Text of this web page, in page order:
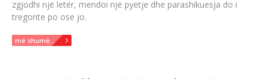
zgjodhi një letër, mendoi një pyetje dhe parashikuesja do i
tregonte po ose jo.
më shumë...